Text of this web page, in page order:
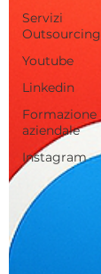
Servizi
Outsourcing
Youtube
Linkedin
Formazione
aziendale
Instagram